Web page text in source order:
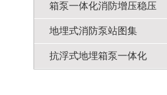
箱泵一体化消防增压稳压
地埋式消防泵站图集
抗浮式地埋箱泵一体化